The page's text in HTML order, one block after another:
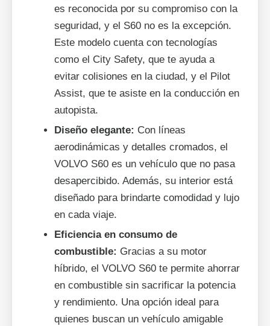
es reconocida por su compromiso con la
seguridad, y el S60 no es la excepción.
Este modelo cuenta con tecnologías
como el City Safety, que te ayuda a
evitar colisiones en la ciudad, y el Pilot
Assist, que te asiste en la conducción en
autopista.
Diseño elegante: Con líneas
aerodinámicas y detalles cromados, el
VOLVO S60 es un vehículo que no pasa
desapercibido. Además, su interior está
diseñado para brindarte comodidad y lujo
en cada viaje.
Eficiencia en consumo de
combustible: Gracias a su motor
híbrido, el VOLVO S60 te permite ahorrar
en combustible sin sacrificar la potencia
y rendimiento. Una opción ideal para
quienes buscan un vehículo amigable